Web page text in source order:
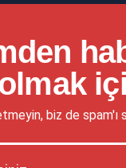
biz de spam'ı